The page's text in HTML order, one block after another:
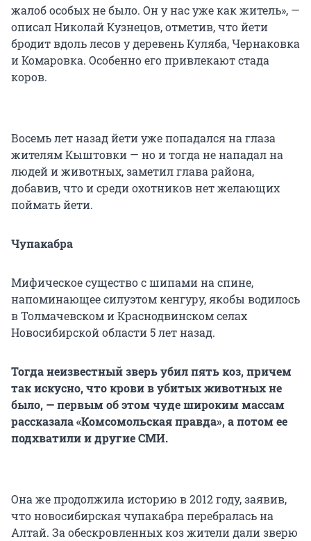
жалоб особых не было. Он у нас уже как житель», —
описал Николай Кузнецов, отметив, что йети
бродит вдоль лесов у деревень Куляба, Чернаковка
и Комаровка. Особенно его привлекают стада
коров.
Восемь лет назад йети уже попадался на глаза
жителям Кыштовки — но и тогда не нападал на
людей и животных, заметил глава района,
добавив, что и среди охотников нет желающих
поймать йети.
Чупакабра
Мифическое существо с шипами на спине,
напоминающее силуэтом кенгуру, якобы водилось
в Толмачевском и Краснодвинском селах
Новосибирской области 5 лет назад.
Тогда неизвестный зверь убил пять коз, причем
так искусно, что крови в убитых животных не
было, — первым об этом чуде широким массам
рассказала «Комсомольская правда», а потом ее
подхватили и другие СМИ.
Она же продолжила историю в 2012 году, заявив,
что новосибирская чупакабра перебралась на
Алтай. За обескровленных коз жители дали зверю